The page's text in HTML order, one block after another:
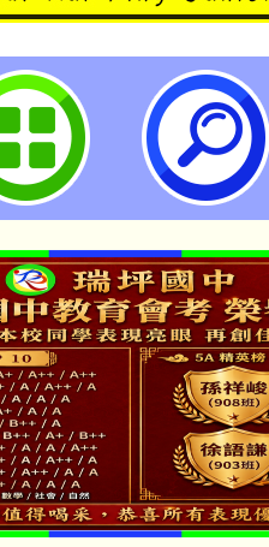
中壢高級中學壢
續營」招生-桃
8/29、30在
!
時於龍潭區